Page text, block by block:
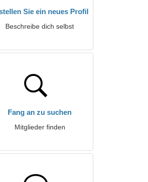
Sie ein neues Profil
Beschreibe dich selbst
Fang an zu suchen
Mitglieder finden